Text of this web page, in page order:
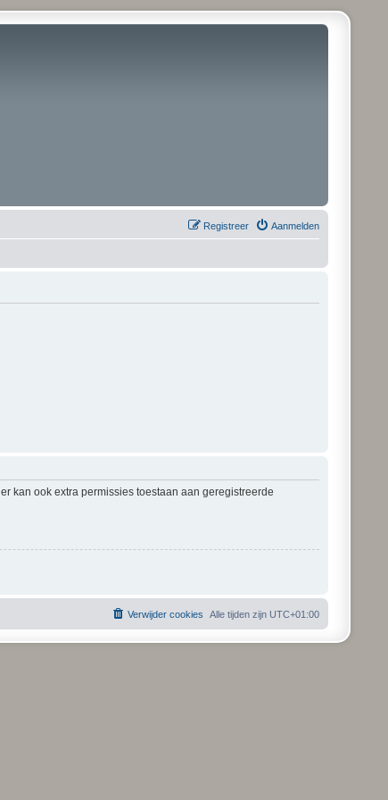
Aanmelden
Registreer
kan ook extra permissies toestaan aan geregistreerde
Alle tijden zijn UTC+01:00
Verwijder cookies